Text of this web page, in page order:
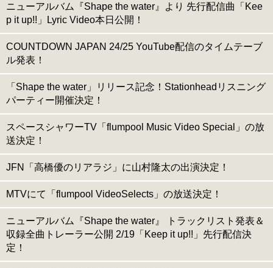
ニューアルバム『Shape the water』より 先行配信曲「Kee
p it up!!」Lyric Video本日公開！
COUNTDOWN JAPAN 24/25 YouTube配信のタイムテーブ
ル発表！
「Shape the water」リリース記念！Stationheadリスニング
パーティー開催決定！
スペースシャワーTV「flumpool Music Video Special」の放
送決定！
JFN「高橋優のリアラジ」に山村隆太の出演決定！
MTVにて「flumpool VideoSelects」の放送決定！
ニューアルバム『Shape the water』 トラックリスト発表＆
収録全曲トレーラー公開 2/19「Keep it up!!」先行配信決
定！